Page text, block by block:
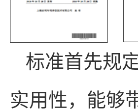
标准首先规
实用性，能够